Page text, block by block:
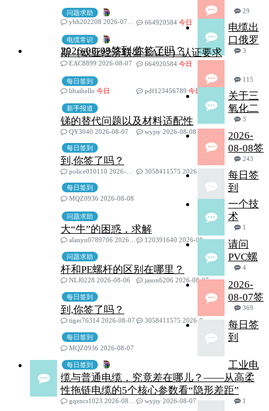
问题求助
29
ybh202208 2026-07-27
664920584 今日
电缆常识
电缆出
口俄罗
斯（欧亚经济联盟 EAEU）认证要求
3
EAC8899 2026-08-07
664920584 今日
每日签到
2026-08-09签到,你签了吗？
115
libaihello 今日 pdf123456789 今日
新手报道
关于三
氧化二
锑的替代问题以及材料适配性
3
QY3040 2026-08-07
wyjsy 2026-08-08
每日签到
2026-
08-08签
到,你签了吗？
243
police010110 2026-08-08
3058411575 2026-08-08
每日签到
每日签
到
MQZ0936 2026-08-08
问题求助
一个技
术
大“牛”的困惑，求解
1
alanyu0789706 2026-08-08
120391640 2026-08-08
问题求助
请问
PVC螺
杆和PE螺杆的区别在哪里？
4
NLJ0228 2026-08-06
jason6206 2026-08-07
每日签到
2026-
08-07签
到,你签了吗？
369
tiger76314 2026-08-07
3058411575 2026-08-07
每日签到
每日签
到
MQZ0936 2026-08-07
每日签到
工业电
缆与普通电缆，究竟差在哪儿？——从高柔
性拖链电缆的5个核心参数看“隐形差距”
1
gqzncs1023 2026-08-07 wyjsy 2026-08-07